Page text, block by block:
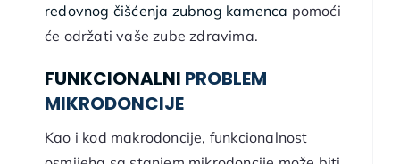
redovnog čišćenja zubnog kamenca pomoći
će održati vaše zube zdravima.
FUNKCIONALNI PROBLEM
MIKRODONCIJE
Kao i kod makrodoncije, funkcionalnost